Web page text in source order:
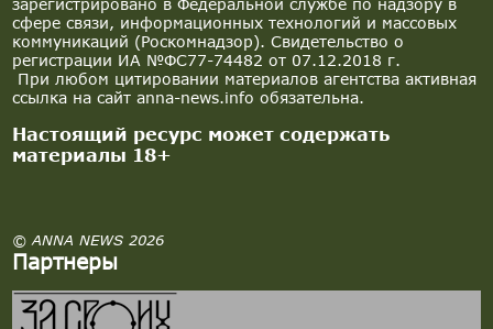
зарегистрировано в Федеральной службе по надзору в
сфере связи, информационных технологий и массовых
коммуникаций (Роскомнадзор). Свидетельство о
регистрации ИА №ФС77-74482 от 07.12.2018 г.
При любом цитировании материалов агентства активная
ссылка на сайт anna-news.info обязательна.
Настоящий ресурс может содержать
материалы 18+
© ANNA NEWS 2026
Партнеры